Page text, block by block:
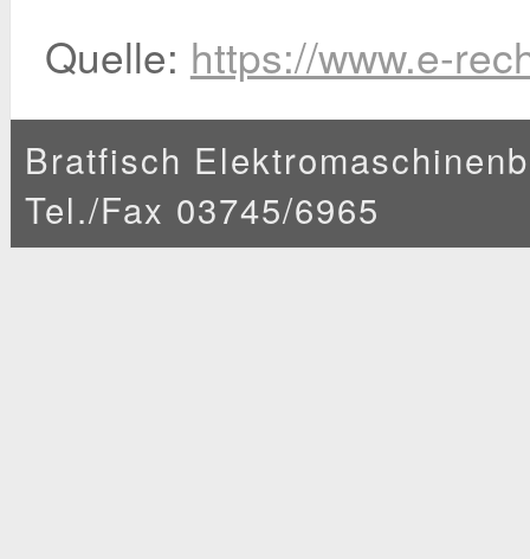
Quelle: https://www.e-
Bratfisch
Tel./Fax 03745/6965